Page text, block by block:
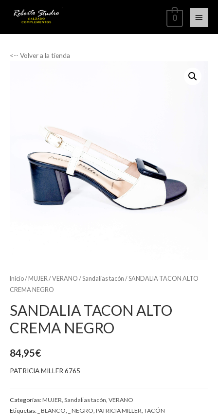
0
<-- Volver a la tienda
Inicio/ MUJER /VERANO /Sandalias tacón / SANDALIA TACON ALTO
CREMA NEGRO
SANDALIA TACON ALTO
CREMA NEGRO
84,95€
PATRICIA MILLER 6765
Categorías:MUJER Sandalias tacón VERANO
Etiquetas: _ BLANCO _ NEGRO PATRICIA MILLER TACÓN